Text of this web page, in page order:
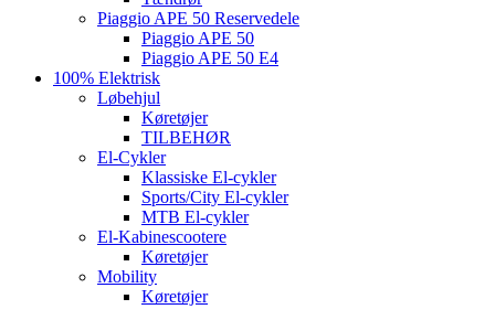
Piaggio APE 50 Reservedele
Piaggio APE 50
Piaggio APE 50 E4
100% Elektrisk
Løbehjul
Køretøjer
TILBEHØR
El-Cykler
Klassiske El-cykler
Sports/City El-cykler
MTB El-cykler
El-Kabinescootere
Køretøjer
Mobility
Køretøjer